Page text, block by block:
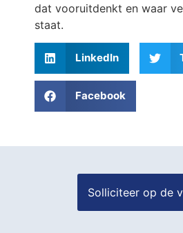
dat vooruitdenkt en waar
staat.
LinkedIn
Facebook